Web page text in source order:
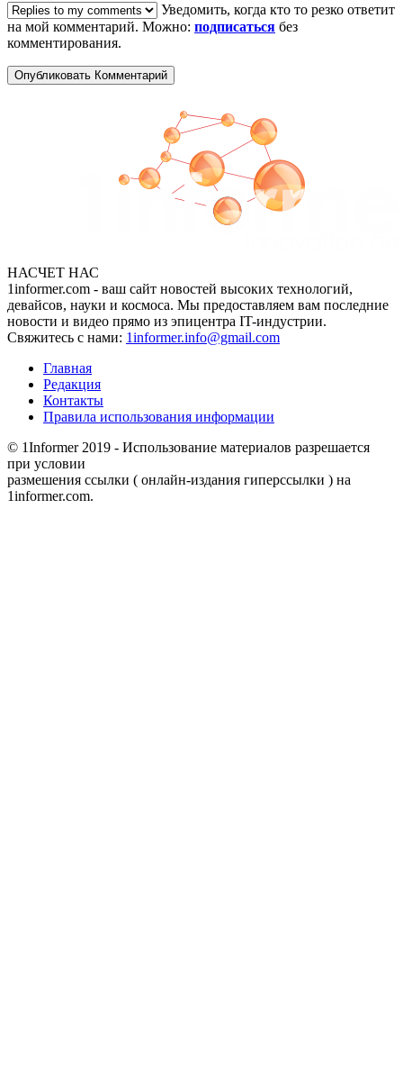
Уведомить, когда кто то резко ответит
на мой комментарий. Можно: подписаться без
комментирования.
НАСЧЕТ НАС
1informer.com - ваш сайт новостей высоких технологий,
девайсов, науки и космоса. Мы предоставляем вам последние
новости и видео прямо из эпицентра IT-индустрии.
Свяжитесь с нами: 1informer.info@gmail.com
Главная
Редакция
Контакты
Правила использования информации
© 1Informer 2019 - Использование материалов разрешается
при условии
размешения ссылки ( онлайн-издания гиперссылки ) на
1informer.com.